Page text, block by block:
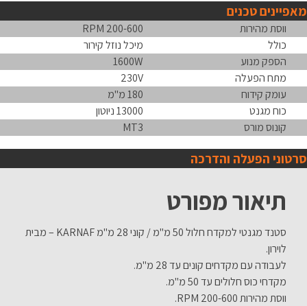
מאפיינים טכנים
ווסת מהירות
200-600 RPM
כולל
מיכל נוזל קירור
הספק מנוע
1600W
מתח הפעלה
230V
עומק קידוח
180 מ"מ
כוח מגנט
13000 ניוטון
קונוס מורס
MT3
סרטוני הפעלה והדרכה
תיאור מפורט
סטנד מגנטי למקדח חלול 50 מ"מ / קוני 28 מ"מ KARNAF – מבית
לוירון.
לעבודה עם מקדחים קונים עד 28 מ"מ.
מקדחי כוס חלולים עד 50 מ"מ.
ווסת מהירות 200-600 RPM.